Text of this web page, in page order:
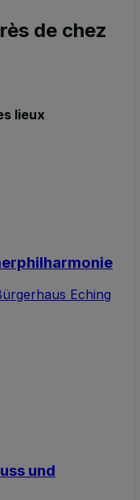
de chez
lieux
Eching
und